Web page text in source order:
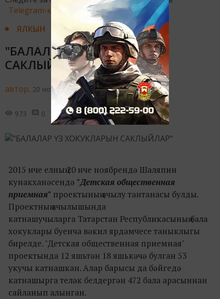
Telegram-канале
Татмедиа
ЯЛКЫН
"БАЛАЛАР ҮЗ ХОКУКЛАРЫН
САКЛЫЙЛАР"
автор, 20 ноября 2015 - 17:00
973 0 0
2015 нче елның 20 нче ноябрендә Шаляпин
кунакханәсендә "Детская общественная
приемная" проектының ачылу тантанасы булды.
Проектның ачылышында
катнашучыларга Татарстан Республикасының бала
хокуклары буенча вәкил ярдәмчесе таныклыгы
бирелде. "Детская общественная приемная"
проектында 12 яшьтән 18 яшькәчә булган 53
укучы катнашкан. Алар барысы да бәйгедә
катнашырга теләк белдергән 472 бала арасыннан
сайланып алынган.